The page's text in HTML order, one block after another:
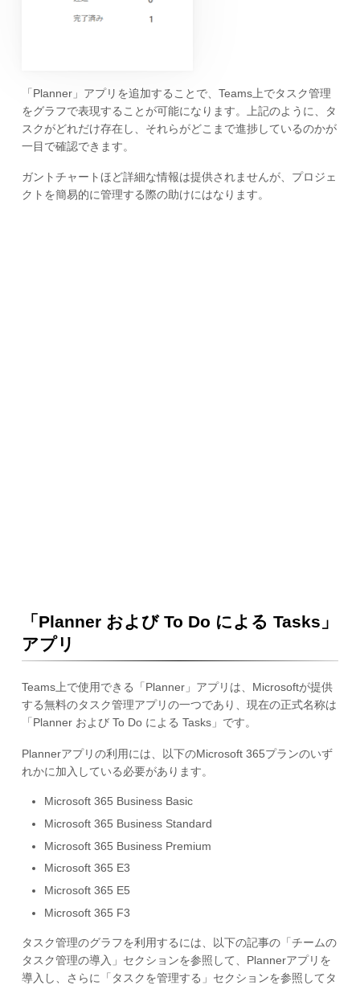
「Planner」アプリを追加することで、Teams上でタスク管理
をグラフで表現することが可能になります。上記のように、タ
スクがどれだけ存在し、それらがどこまで進捗しているのかが
一目で確認できます。
ガントチャートほど詳細な情報は提供されませんが、プロジェ
クトを簡易的に管理する際の助けにはなります。
「Planner および To Do による Tasks」
アプリ
Teams上で使用できる「Planner」アプリは、Microsoftが提供
する無料のタスク管理アプリの一つであり、現在の正式名称は
「Planner および To Do による Tasks」です。
Plannerアプリの利用には、以下のMicrosoft 365プランのいず
れかに加入している必要があります。
Microsoft 365 Business Basic
Microsoft 365 Business Standard
Microsoft 365 Business Premium
Microsoft 365 E3
Microsoft 365 E5
Microsoft 365 F3
タスク管理のグラフを利用するには、以下の記事の「チームの
タスク管理の導入」セクションを参照して、Plannerアプリを
導入し、さらに「タスクを管理する」セクションを参照してタ